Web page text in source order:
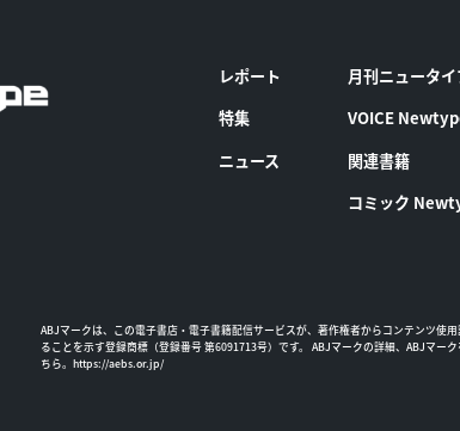
レポート
特集
ニュース
月刊ニュータイ
VOICE
関連書籍
コミック
ABJマークは、この電子書店・電子書籍配信サービスが、著作権者からコンテンツ使
ることを示す登録商標（登録番号 第6091713号）です。 ABJマークの詳細、ABJマー
ちら。 https://aebs.or.jp/